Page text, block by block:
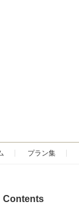
プラン集
Contents